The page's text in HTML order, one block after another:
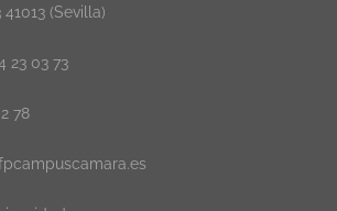
(Sevilla)
23 03 73
78